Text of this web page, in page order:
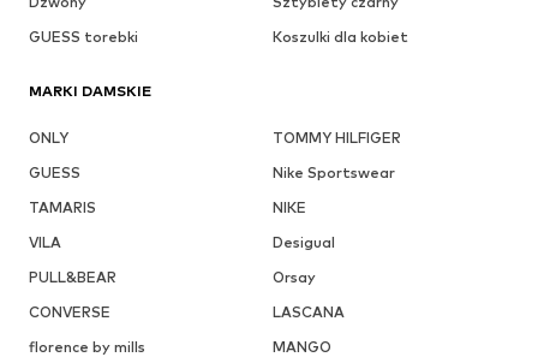
GUESS torebki
Koszulki dla kobiet
MARKI DAMSKIE
ONLY
TOMMY HILFIGER
GUESS
Nike Sportswear
TAMARIS
NIKE
VILA
Desigual
PULL&BEAR
Orsay
CONVERSE
LASCANA
florence by mills
MANGO